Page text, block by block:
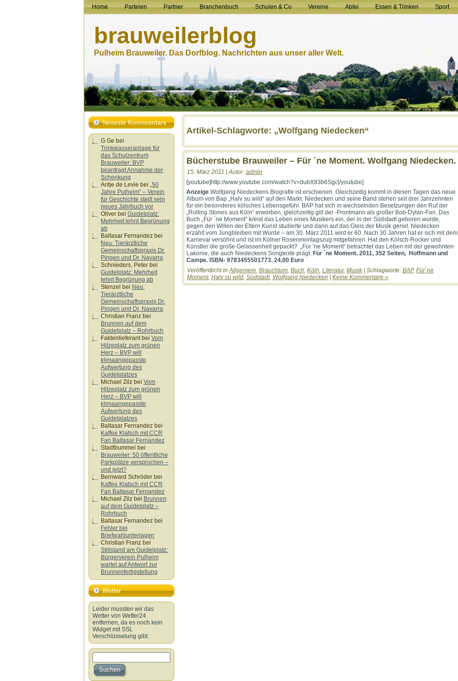
Home Parteien Partner Branchenbuch Schulen & Co Vereine Abtei Essen & Trinken Sport
brauweilerblog
Pulheim Brauweiler. Das Dorfblog. Nachrichten aus unser aller Welt.
Neueste Kommentare
G Ge bei
Trinkwasseranlage für
das Schulzentrum
Brauweiler: BVP
beantragt Annahme der
Schenkung
Antje de Levie bei „50
Jahre Pulheim“ – Verein
für Geschichte stellt sein
neues Jahrbuch vor
Oliver bei Guidelplatz:
Mehrheit lehnt Begrünung
ab
Baltasar Fernandez bei
Neu: Tierärztliche
Gemeinschaftspraxis Dr.
Pingen und Dr. Navarra
Schnieders, Peter bei
Guidelplatz: Mehrheit
lehnt Begrünung ab
Stenzel bei Neu:
Tierärztliche
Gemeinschaftspraxis Dr.
Pingen und Dr. Navarra
Christian Franz bei
Brunnen auf dem
Guidelplatz – Rohrbuch
Faktenlieferantbei Vom
Hitzeplatz zum grünen
Herz – BVP will
klimaangepasste
Aufwertung des
Guidelplatzes
Michael Zilz bei Vom
Hitzeplatz zum grünen
Herz – BVP will
klimaangepasste
Aufwertung des
Guidelplatzes
Baltasar Fernandez bei
Kaffee Klatsch mit CCR
Fan Baltasar Fernandez
Stadtbummel bei
Brauweiler: 50 öffentliche
Parkplätze versprochen –
und jetzt?
Bernward Schröder bei
Kaffee Klatsch mit CCR
Fan Baltasar Fernandez
Michael Zilz bei Brunnen
auf dem Guidelplatz –
Rohrbuch
Baltasar Fernandez bei
Fehler bei
Briefwahlunterlagen
Christian Franz bei
Stillstand am Guidelplatz:
Bürgerverein Pulheim
wartet auf Antwort zur
Brunnenfertigstellung
Wetter
Leider mussten wir das
Wetter von Wetter24
entfernen, da es noch kein
Widget mit SSL
Verschlüsselung gibt.
Artikel-Schlagworte: „Wolfgang Niedecken“
Bücherstube Brauweiler – Für ´ne Moment. Wolfgang Niedecken.
15. März 2011 | Autor: admin
[youtube]http://www.youtube.com/watch?v=dubX83b6Sgc[/youtube]
Anzeige Wolfgang Niedeckens Biografie ist erschienen. Gleichzeitig kommt in diesen Tagen das neue
Album von Bap „Halv su wild“ auf den Markt. Niedecken und seine Band stehen seit drei Jahrzehnten
für ein besonderes kölsches Lebensgefühl. BAP hat sich in wechselnden Besetzungen den Ruf der
„Rolling Stones aus Köln“ erworben, gleichzeitig gilt der -Frontmann als großer Bob-Dylan-Fan. Das
Buch „Für ´ne Moment“ kreist das Leben eines Musikers ein, der in der Südstadt geboren wurde,
gegen den Willen der Eltern Kunst studierte und dann auf das Gleis der Musik geriet. Niedecken
erzählt vom Jungbleiben mit Würde – am 30. März 2011 wird er 60. Nach 30 Jahren hat er sich mit dem
Karneval versöhnt und ist im Kölner Rosenmontagszug mitgefahren. Hat den Kölsch-Rocker und
Künstler die große Gelassenheit gepackt? „Für ’ne Moment“ betrachtet das Leben mit der gewohnten
Lakonie, die auch Niedeckens Songtexte prägt. Für ´ne Moment. 2011, 352 Seiten, Hoffmann und
Campe. ISBN- 9783455501773. 24,00 Euro
Veröffentlicht inAllgemein, Brauchtum, Buch, Köln, Literatur, Musik| Schlagworte: BAP, Für´ne
Moment, Halv su wild, Südstadt, Wolfgang Niedecken Keine Kommentare »